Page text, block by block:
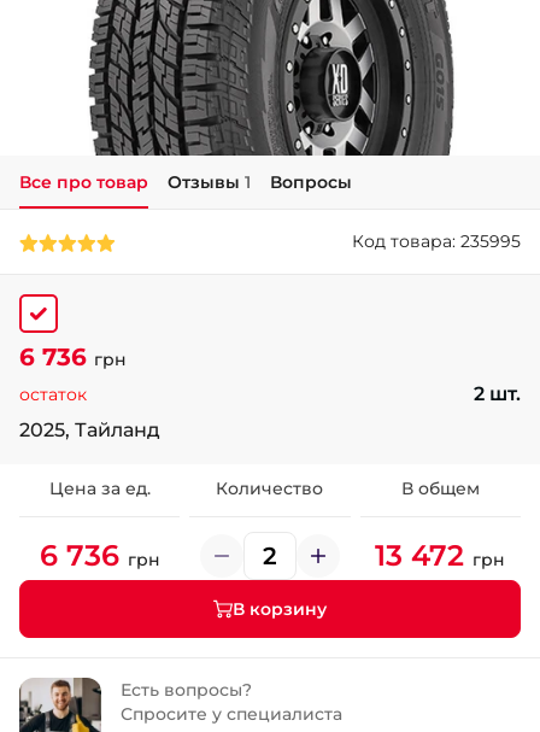
+38 (098) 911-911-0
- на Тополе
+38 (098) 911-911-4
- на Калиновой
+38 (077) 7-184-184
- Донецкое шоссе
+38 (050)-911-911-2
+38 (099)-643-33-77
Все про товар Отзывы 1 Вопросы
Код товара: 235995
6 736 грн
остаток
2 шт.
2025, Тайланд
Цена за ед. Количество В общем
6 736 грн 13 472 грн
В корзину
Есть вопросы?
Спросите у специалиста